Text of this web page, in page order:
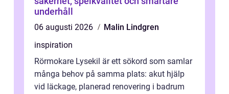
underhåll
06 augusti 2026
Malin Lindgren
inspiration
Rörmokare Lysekil är ett sökord som samlar
många behov på samma plats: akut hjälp
vid läckage, planerad renovering i badrum